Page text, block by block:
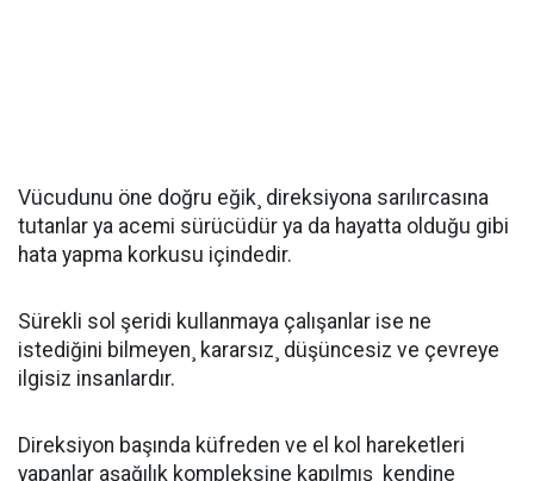
Vücudunu öne doğru eğik¸ direksiyona sarılırcasına
tutanlar ya acemi sürücüdür ya da hayatta olduğu gibi
hata yapma korkusu içindedir.
Sürekli sol şeridi kullanmaya çalışanlar ise ne
istediğini bilmeyen¸ kararsız¸ düşüncesiz ve çevreye
ilgisiz insanlardır.
Direksiyon başında küfreden ve el kol hareketleri
yapanlar aşağılık kompleksine kapılmış¸ kendine